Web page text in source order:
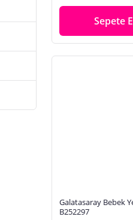
Sepete
Galatasaray Bebek
B252297